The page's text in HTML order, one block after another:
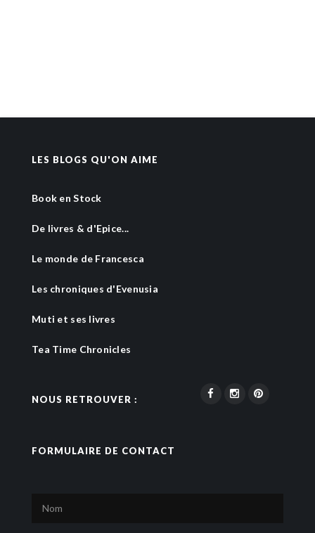
LES BLOGS QU'ON AIME
Book en Stock
De livres & d'Epice...
Le monde de Francesca
Les chroniques d'Evenusia
Muti et ses livres
Tea Time Chronicles
NOUS RETROUVER :
FORMULAIRE DE CONTACT